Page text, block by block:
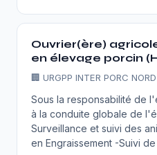
Ouvrier(ère)
en élevage porcin
🏢 URGPP INTER PORC
Sous la responsabilité de
à la conduite globale de
Surveillance et suivi des
en Engraissement -Suivi